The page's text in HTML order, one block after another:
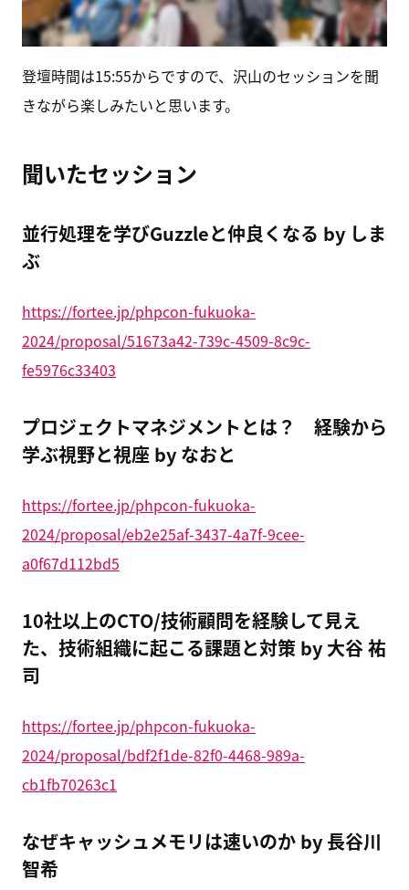
登壇時間は15:55からですので、沢山のセッションを聞
きながら楽しみたいと思います。
聞いたセッション
並行処理を学びGuzzleと仲良くなる by しま
ぶ
https://fortee.jp/phpcon-fukuoka-
2024/proposal/51673a42-739c-4509-8c9c-
fe5976c33403
プロジェクトマネジメントとは？ 経験から
学ぶ視野と視座 by なおと
https://fortee.jp/phpcon-fukuoka-
2024/proposal/eb2e25af-3437-4a7f-9cee-
a0f67d112bd5
10社以上のCTO/技術顧問を経験して見え
た、技術組織に起こる課題と対策 by 大谷 祐
司
https://fortee.jp/phpcon-fukuoka-
2024/proposal/bdf2f1de-82f0-4468-989a-
cb1fb70263c1
なぜキャッシュメモリは速いのか by 長谷川
智希